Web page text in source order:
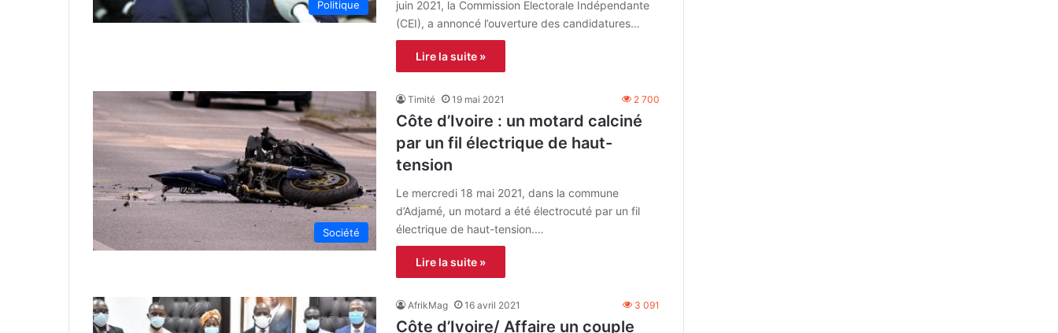
Politique
juin 2021, la Commission Electorale Indépendante
(CEI), a annoncé l’ouverture des candidatures…
Lire la suite »
Société
Timité 19 mai 2021 2 700
Côte d’Ivoire : un motard calciné
par un fil électrique de haut-
tension
Le mercredi 18 mai 2021, dans la commune
d’Adjamé, un motard a été électrocuté par un fil
électrique de haut-tension.…
Lire la suite »
AfrikMag 16 avril 2021 3 091
Côte d’Ivoire/ Affaire un couple